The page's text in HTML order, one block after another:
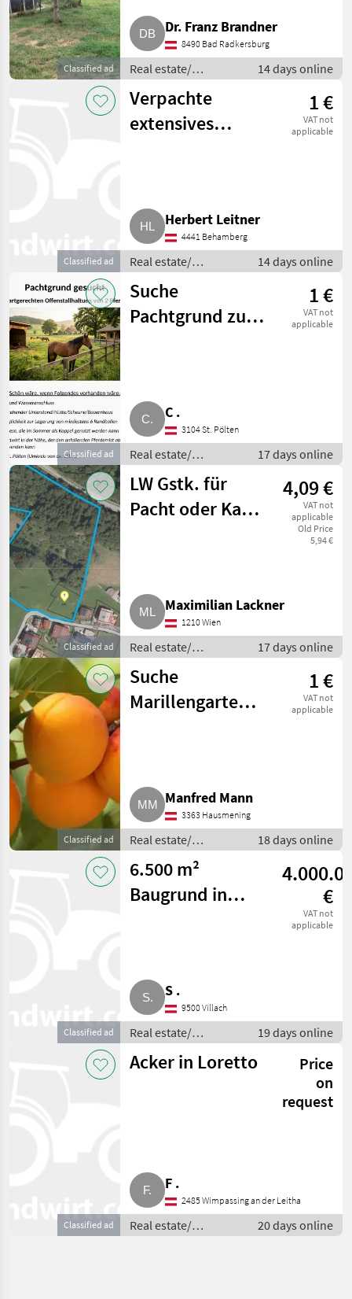
Classified ad
Dr. Franz Brandner
8490 Bad Radkersburg
Real estate/
properties / Lands
14 days online
Classified ad
Verpachte
extensives
1 €
VAT not
applicable
Herbert Leitner
4441 Behamberg
Real estate/
properties / Lands
14 days online
Classified ad
Suche
Pachtgrund zur
1 €
VAT not
applicable
C .
3104 St. Pölten
Real estate/
properties / Lands
17 days online
Classified ad
LW Gstk. für
Pacht oder Kauf,
4,09 €
VAT not
applicable
Old Price
5,94 €
Maximilian Lackner
1210 Wien
Real estate/
properties / Lands
17 days online
Classified ad
Suche
Marillengarten
1 €
VAT not
applicable
Manfred Mann
3363 Hausmening
Real estate/
properties / Lands
18 days online
Classified ad
6.500 m²
Baugrund in
€
VAT not
applicable
S .
9500 Villach
Real estate/
properties / Lands
19 days online
Classified ad
Acker in Loretto
Price
on
request
F .
2485 Wimpassing an der Leitha
Real estate/
properties / Lands
20 days online